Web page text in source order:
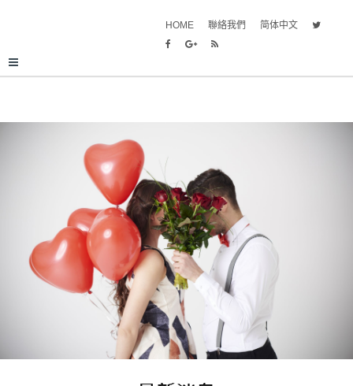
HOME 聯絡我們 简体中文